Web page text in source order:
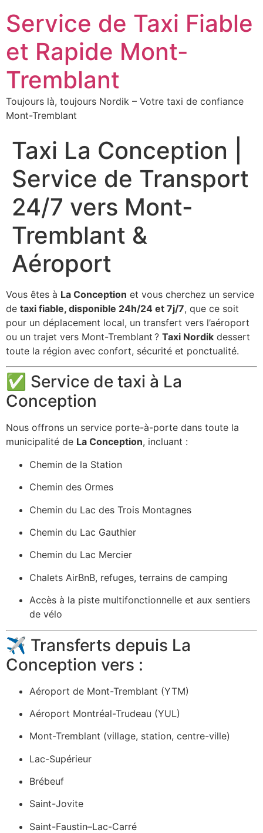
Service de Taxi Fiable
et Rapide Mont-
Tremblant
Toujours là, toujours Nordik – Votre taxi de confiance
Mont-Tremblant
Taxi La Conception |
Service de Transport
24/7 vers Mont-
Tremblant &
Aéroport
Vous êtes à La Conception et vous cherchez un service
de taxi fiable, disponible 24h/24 et 7j/7, que ce soit
pour un déplacement local, un transfert vers l’aéroport
ou un trajet vers Mont-Tremblant ? Taxi Nordik dessert
toute la région avec confort, sécurité et ponctualité.
✅ Service de taxi à La
Conception
Nous offrons un service porte-à-porte dans toute la
municipalité de La Conception, incluant :
Chemin de la Station
Chemin des Ormes
Chemin du Lac des Trois Montagnes
Chemin du Lac Gauthier
Chemin du Lac Mercier
Chalets AirBnB, refuges, terrains de camping
Accès à la piste multifonctionnelle et aux sentiers
de vélo
✈️ Transferts depuis La
Conception vers :
Aéroport de Mont-Tremblant (YTM)
Aéroport Montréal-Trudeau (YUL)
Mont-Tremblant (village, station, centre-ville)
Lac-Supérieur
Brébeuf
Saint-Jovite
Saint-Faustin–Lac-Carré